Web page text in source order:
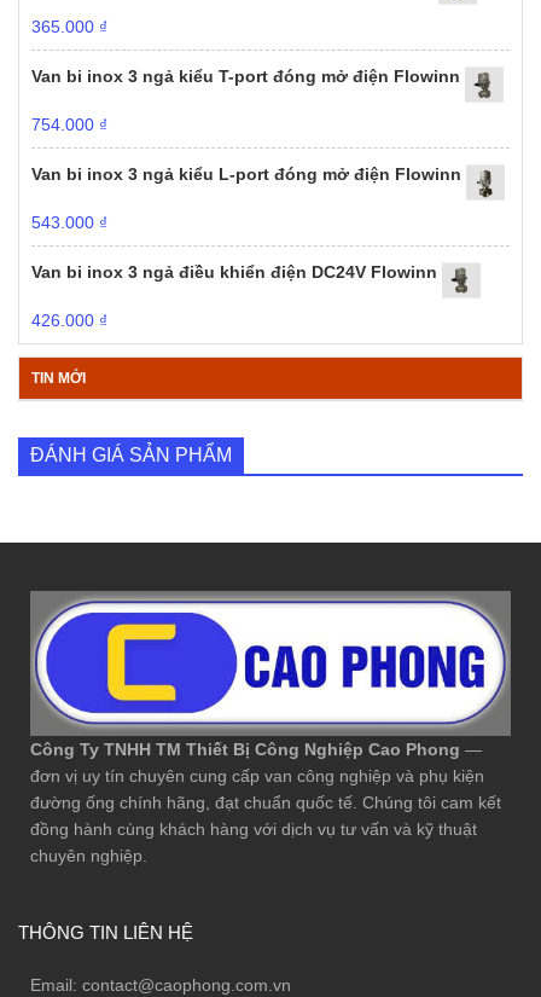
365.000 ₫
Van bi inox 3 ngả kiểu T-port đóng mở điện Flowinn
754.000 ₫
Van bi inox 3 ngả kiểu L-port đóng mở điện Flowinn
543.000 ₫
Van bi inox 3 ngả điều khiển điện DC24V Flowinn
426.000 ₫
TIN MỚI
ĐÁNH GIÁ SẢN PHẨM
Công Ty TNHH TM Thiết Bị Công Nghiệp Cao Phong —
đơn vị uy tín chuyên cung cấp van công nghiệp và phụ kiện
đường ống chính hãng, đạt chuẩn quốc tế. Chúng tôi cam kết
đồng hành cùng khách hàng với dịch vụ tư vấn và kỹ thuật
chuyên nghiệp.
THÔNG TIN LIÊN HỆ
Email: contact@caophong.com.vn